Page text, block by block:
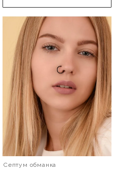
Септум обманка